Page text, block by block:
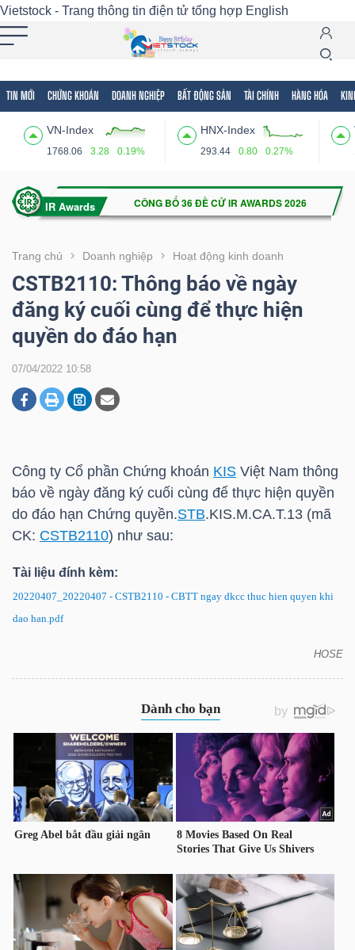
Vietstock - Trang thông tin điện tử tổng hợp English
TIN MỚI CHỨNG KHOÁN DOANH NGHIỆP BẤT ĐỘNG SẢN TÀI CHÍNH HÀNG HÓA
VN-Index
1768.06 3.28 0.19%
HNX-Index
293.44 0.80 0.27%
Trang chủ Doanh nghiệp Hoạt động kinh doanh
CSTB2110: Thông báo về ngày
đăng ký cuối cùng để thực hiện
quyền do đáo hạn
07/04/2022 10:58
Công ty Cổ phần Chứng khoán KIS Việt Nam thông
báo về ngày đăng ký cuối cùng để thực hiện quyền
do đáo hạn Chứng quyền.STB.KIS.M.CA.T.13 (mã
CK: CSTB2110) như sau:
Tài liệu đính kèm:
20220407_20220407 - CSTB2110 - CBTT ngay dkcc thuc hien quyen khi
dao han.pdf
HOSE
Tất cả Tính năng Ngành Mã chứng khoán
Tính
(-)
VIETSTOCK
CHỨNG
KHOÁN
DOANH
TÀI
KINH
TẾ
THẾ
GIỚI